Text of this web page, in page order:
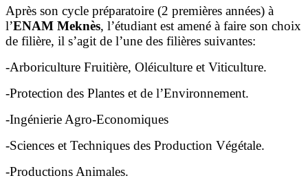
Après son cycle préparatoire (2 premières années) à
l’ENAM Meknès, l’étudiant est amené à faire son choix
de filière, il s’agit de l’une des filières suivantes:
-Arboriculture Fruitière, Oléiculture et Viticulture.
-Protection des Plantes et de l’Environnement.
-Ingénierie Agro-Economiques
-Sciences et Techniques des Production Végétale.
-Productions Animales.